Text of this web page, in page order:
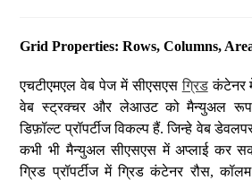
Grid Properties: Rows, Columns,
एचटीएमएल वेब पेज में सीएसएसग्रिडकंटेनर
वेब स्ट्रक्चर और लेआउट को मैन्युअल
डिफ़ॉल्ट प्रॉपर्टीज विकल्प हैं. जिन्हे वेब
कभी भी मैन्युअल सीएसएस में अप्लाई कर
ग्रिड प्रॉपर्टीज में ग्रिड कंटेनर रौस,